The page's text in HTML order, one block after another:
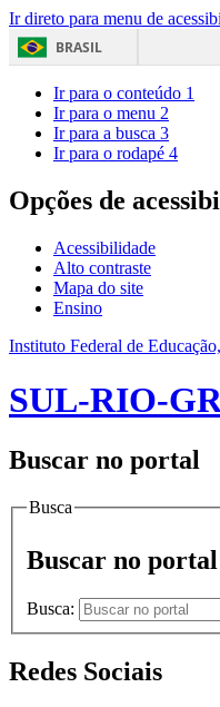
Ir direto para menu de
BRASIL
Ir para o conteúdo 1
Ir para o menu 2
Ir para a busca 3
Ir para o rodapé 4
Opções de
Acessibilidade
Alto contraste
Mapa do site
Ensino
Instituto Federal de
SUL-RIO-
Buscar no portal
Busca
Buscar no portal
Busca:
Redes Sociais